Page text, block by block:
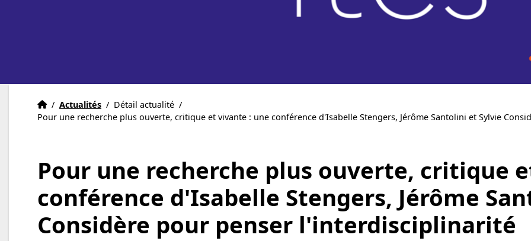
Accueil
Accueil
/ Actualités / Détail actualité /
Pour une recherche plus ouverte, critique et vivante : une conférence d'Isabelle Stengers, Jérôme Santolini et Sylvie
Pour une recherche plus ouverte, critique
conférence d'Isabelle Stengers, Jérôme
Considère pour penser l'interdisciplinarité